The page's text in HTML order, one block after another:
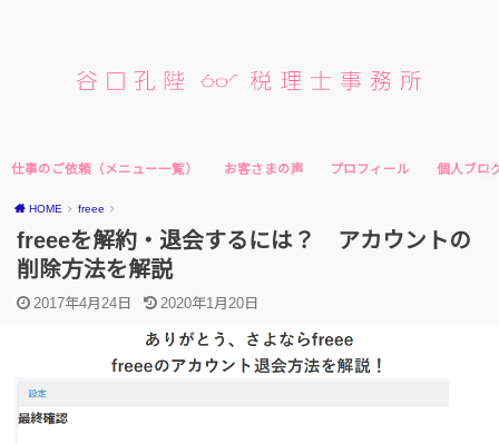
仕事のご依頼（メニュー一覧） お客さまの声 プロフィール 個人ブロ
HOME freee
freeeを解約・退会するには？ アカウントの
削除方法を解説
2017年4月24日 2020年1月20日